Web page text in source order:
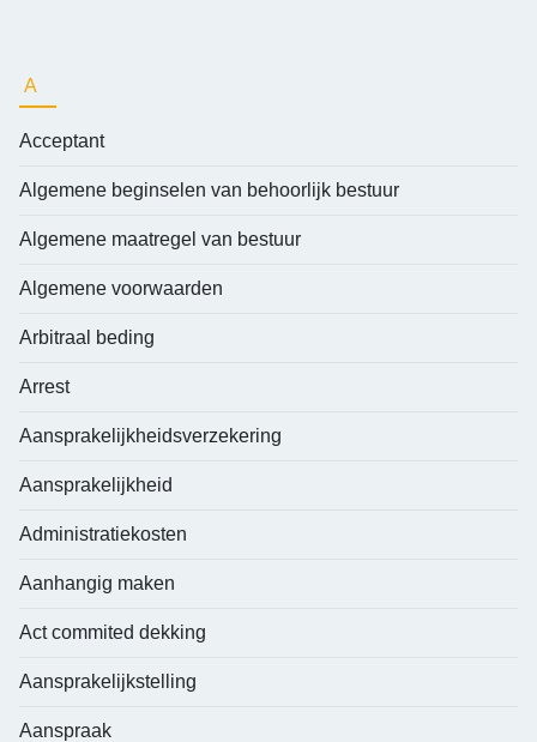
A
Acceptant
Algemene beginselen van behoorlijk bestuur
Algemene maatregel van bestuur
Algemene voorwaarden
Arbitraal beding
Arrest
Aansprakelijkheidsverzekering
Aansprakelijkheid
Administratiekosten
Aanhangig maken
Act commited dekking
Aansprakelijkstelling
Aanspraak